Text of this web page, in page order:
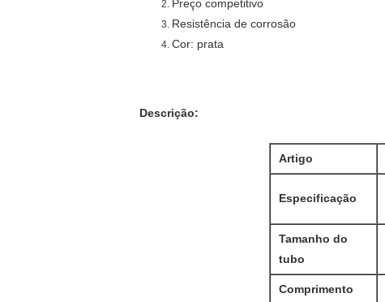
Preço competitivo
Resistência de corrosão
Cor: prata
Descrição:
Artigo
Especificação
Tamanho do
tubo
Comprimento